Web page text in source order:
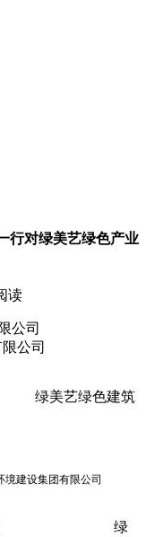
行对绿美艺绿色产业
读
绿美艺绿色建筑
园项目 绿